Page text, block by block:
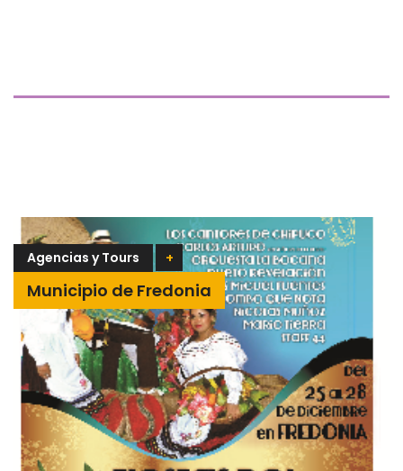
Agencias y Tours +
Municipio de Fredonia